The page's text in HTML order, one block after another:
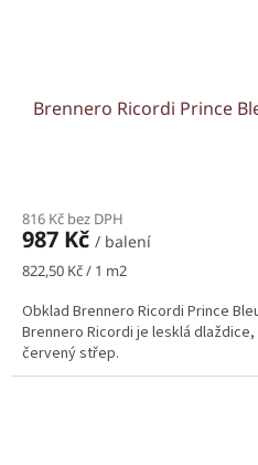
Brennero Ricordi Prince
816 Kč bez DPH
987 Kč / balení
Měrná
822,50 Kč / 1 m2
Obklad Brennero Ricordi Prince
Brennero Ricordi je lesklá
červený střep.